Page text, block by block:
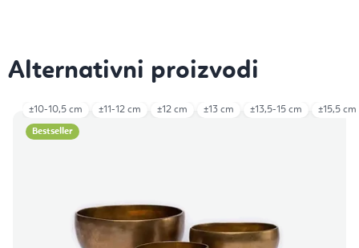
Bestseller
±10-10,5 cm ±11-12 cm ±12 cm ±13 cm ±13,5-15 cm ±15,5 cm